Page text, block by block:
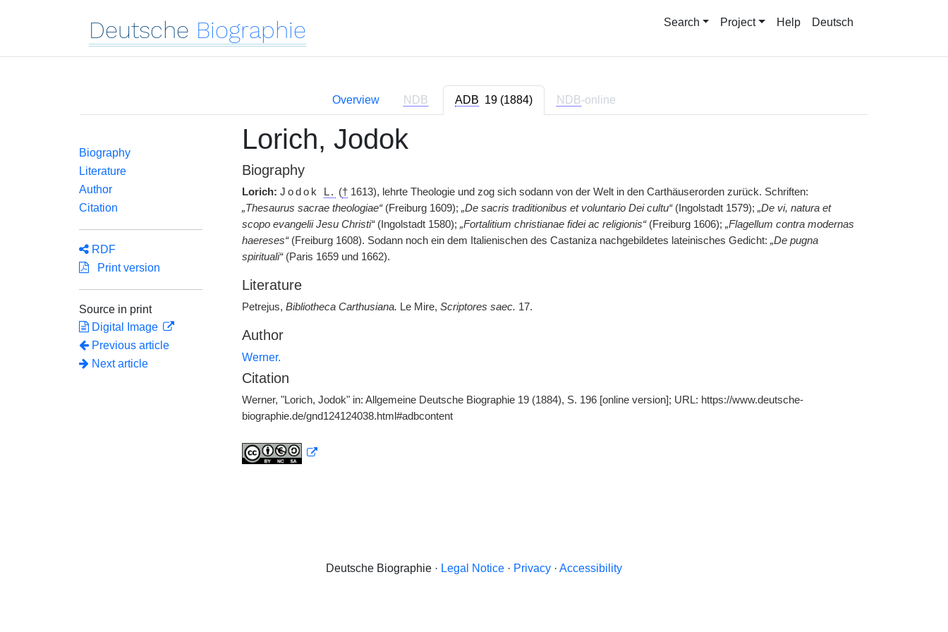
Deutsche Biographie Search Project Help Deutsch
Overview NDB ADB 19 (1884) NDB-online
Biography
Literature
Author
Citation
RDF
Print version
Source in print
Digital Image
Previous article
Next article
Lorich, Jodok
Biography
Lorich: Jodok L. († 1613), lehrte Theologie und zog sich sodann von der Welt in den Carthäuserorden zurück. Schriften:
„Thesaurus sacrae theologiae“(Freiburg 1609); „De sacris traditionibus et voluntario Dei cultu“(Ingolstadt 1579); „De vi, natura et
scopo evangelii Jesu Christi“(Ingolstadt 1580); „Fortalitium christianae fidei ac religionis“(Freiburg 1606); „Flagellum contra modernas
haereses“(Freiburg 1608). Sodann noch ein dem Italienischen des Castaniza nachgebildetes lateinisches Gedicht: „De pugna
spirituali“(Paris 1659 und 1662).
Literature
Petrejus, Bibliotheca Carthusiana. Le Mire, Scriptores saec. 17.
Author
Werner.
Citation
Werner, "Lorich, Jodok" in: Allgemeine Deutsche Biographie 19 (1884), S. 196 [online version]; URL: https://www.deutsche-
biographie.de/gnd124124038.html#adbcontent
Deutsche Biographie · Legal Notice · Privacy · Accessibility